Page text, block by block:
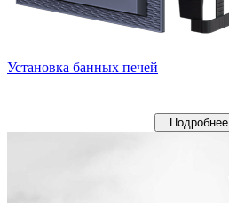
Установка банных печей
Подробнее